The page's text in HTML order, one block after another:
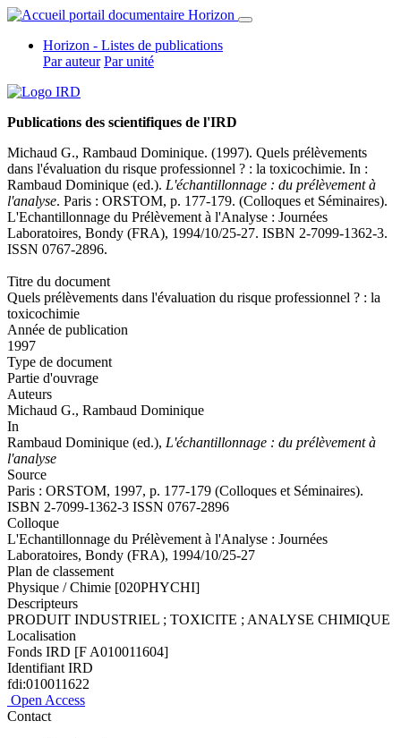
Horizon - Listes de publications
Par auteur Par unité
Publications des scientifiques de l'IRD
Michaud G., Rambaud Dominique. (1997). Quels prélèvements
dans l'évaluation du risque professionnel ? : la toxicochimie. In :
Rambaud Dominique (ed.). L'échantillonnage : du prélèvement à
l'analyse. Paris : ORSTOM, p. 177-179. (Colloques et Séminaires).
L'Echantillonnage du Prélèvement à l'Analyse : Journées
Laboratoires, Bondy (FRA), 1994/10/25-27. ISBN 2-7099-1362-3.
ISSN 0767-2896.
Titre du document
Quels prélèvements dans l'évaluation du risque professionnel ? : la
toxicochimie
Année de publication
1997
Type de document
Partie d'ouvrage
Auteurs
Michaud G., Rambaud Dominique
In
Rambaud Dominique (ed.), L'échantillonnage : du prélèvement à
l'analyse
Source
Paris : ORSTOM, 1997, p. 177-179 (Colloques et Séminaires).
ISBN 2-7099-1362-3 ISSN 0767-2896
Colloque
L'Echantillonnage du Prélèvement à l'Analyse : Journées
Laboratoires, Bondy (FRA), 1994/10/25-27
Plan de classement
Physique / Chimie [020PHYCHI]
Descripteurs
PRODUIT INDUSTRIEL ; TOXICITE ; ANALYSE CHIMIQUE
Localisation
Fonds IRD [F A010011604]
Identifiant IRD
fdi:010011622
Open Access
Contact